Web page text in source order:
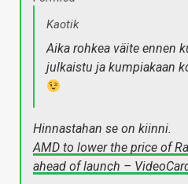
Kaotik
Aika rohkea väite ennen
julkaistu ja kumpiakaan
Hinnastahan se on kiinni.
AMD to lower the price of
ahead of launch –